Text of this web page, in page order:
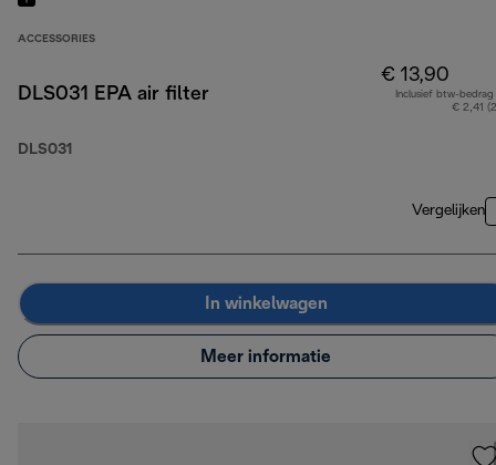
ACCESSORIES
DLS031 EPA air filter
DLS031
€ 13,90
Inclusief btw-bedrag
€ 2,41
Vergelijken
In winkelwagen
Meer informatie